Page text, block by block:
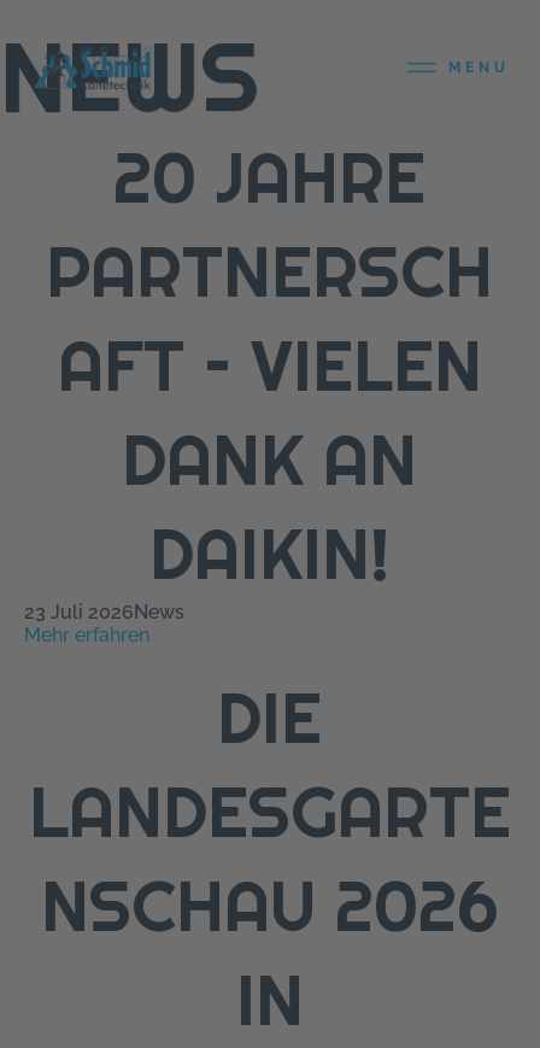
MENU
NEWS
20 JAHRE
PARTNERSCH
AFT – VIELEN
DANK AN
DAIKIN!
23 Juli 2026News
Mehr erfahren
DIE
LANDESGARTE
NSCHAU 2026
IN